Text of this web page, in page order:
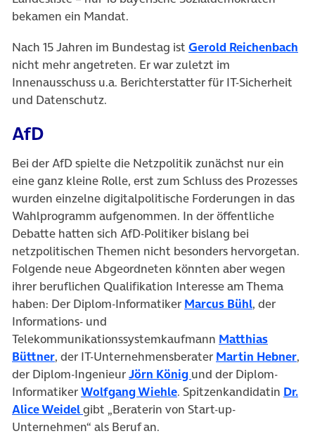
bekamen ein Mandat.
Nach 15 Jahren im Bundestag ist Gerold Reichenbach
nicht mehr angetreten. Er war zuletzt im
Innenausschuss u.a. Berichterstatter für IT-Sicherheit
und Datenschutz.
AfD
Bei der AfD spielte die Netzpolitik zunächst nur ein
eine ganz kleine Rolle, erst zum Schluss des Prozesses
wurden einzelne digitalpolitische Forderungen in das
Wahlprogramm aufgenommen. In der öffentliche
Debatte hatten sich AfD-Politiker bislang bei
netzpolitischen Themen nicht besonders hervorgetan.
Folgende neue Abgeordneten könnten aber wegen
ihrer beruflichen Qualifikation Interesse am Thema
haben: Der Diplom-Informatiker Marcus Bühl(öffnet in
, der
Informations- und
Telekommunikationssystemkaufmann Matthias
Büttner(öffnet in neuem Tab)
, der IT-Unternehmensberater Martin Hebner,
der Diplom-IngenieurJörn König (öffnet in neuem Tab)
und der Diplom-
InformatikerWolfgang Wiehle(öffnet in neuem Tab)
. Spitzenkandidatin Dr.
Alice Weidel(öffnet in neuem Tab)
gibt „Beraterin von Start-up-
Unternehmen“ als Beruf an.